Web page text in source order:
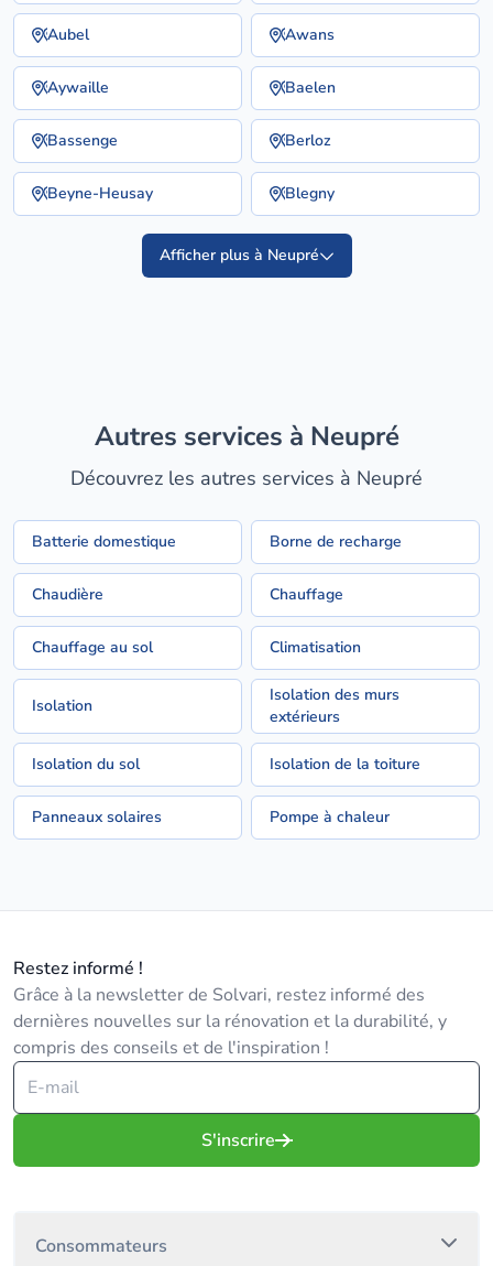
Aubel Awans
Aywaille Baelen
Bassenge Berloz
Beyne-Heusay Blegny
Afficher plus à Neupré
Autres services à Neupré
Découvrez les autres services à Neupré
Batterie domestique Borne de recharge
Chaudière Chauffage
Chauffage au sol Climatisation
Isolation
Isolation des murs
extérieurs
Isolation du sol Isolation de la toiture
Panneaux solaires Pompe à chaleur
Restez informé !
Grâce à la newsletter de Solvari, restez informé des
dernières nouvelles sur la rénovation et la durabilité, y
compris des conseils et de l'inspiration !
S'inscrire
Consommateurs